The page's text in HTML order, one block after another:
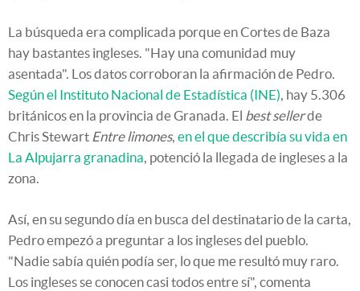
La búsqueda era complicada porque en Cortes de Baza
hay bastantes ingleses. "Hay una comunidad muy
asentada". Los datos corroboran la afirmación de Pedro.
Según el Instituto Nacional de Estadística (INE), hay 5.306
británicos en la provincia de Granada. El best sellerde
Chris Stewart Entre limones, en el que describía su vida en
La Alpujarra granadina, potenció la llegada de ingleses a la
zona.
Así, en su segundo día en busca del destinatario de la carta,
Pedro empezó a preguntar a los ingleses del pueblo.
"Nadie sabía quién podía ser, lo que me resultó muy raro.
Los ingleses se conocen casi todos entre sí", comenta